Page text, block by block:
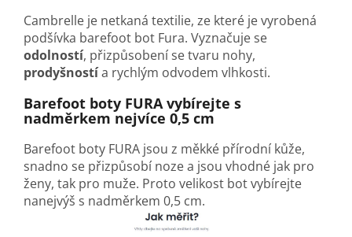
Cambrelle je netkaná textilie, ze které je vyrobená
podšívka barefoot bot Fura. Vyznačuje se
odolností, přizpůsobení se tvaru nohy,
prodyšnostía rychlým odvodem vlhkosti.
Barefoot boty FURA vybírejte s
nadměrkem nejvíce 0,5 cm
Barefoot boty FURA jsou z měkké přírodní kůže,
snadno se přizpůsobí noze a jsou vhodné jak pro
ženy, tak pro muže. Proto velikost bot vybírejte
nanejvýš s nadměrkem 0,5 cm.